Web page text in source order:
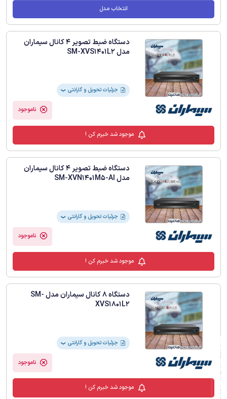
انتخاب مدل
دستگاه ضبط تصویر 4 کانال سیماران
مدل SM-XVS1401L2
جزئیات تحویل و گارانتی ❯
ناموجود
موجود شد خبرم کن !
دستگاه ضبط تصویر 4 کانال سیماران
مدل SM-XVN1401M5-AI
جزئیات تحویل و گارانتی ❯
ناموجود
موجود شد خبرم کن !
دستگاه 8 کانال سیماران مدل SM-
XVS1801L2
جزئیات تحویل و گارانتی ❯
ناموجود
موجود شد خبرم کن ! فیلترهای لیست محصولات